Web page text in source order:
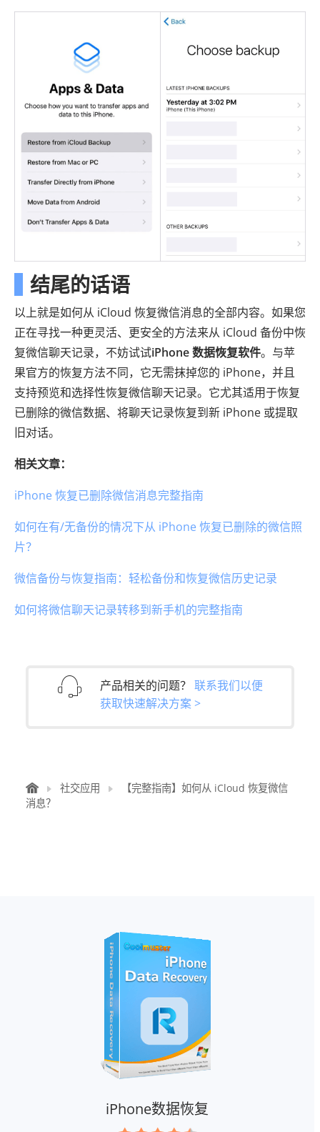
结尾的话语
以上就是如何从 iCloud 恢复微信消息的全部内容。如果您
正在寻找一种更灵活、更安全的方法来从 iCloud 备份中恢
复微信聊天记录，不妨试试iPhone 数据恢复软件。与苹
果官方的恢复方法不同，它无需抹掉您的 iPhone，并且
支持预览和选择性恢复微信聊天记录。它尤其适用于恢复
已删除的微信数据、将聊天记录恢复到新 iPhone 或提取
旧对话。
相关文章：
iPhone 恢复已删除微信消息完整指南
如何在有/无备份的情况下从 iPhone 恢复已删除的微信照
片？
微信备份与恢复指南：轻松备份和恢复微信历史记录
如何将微信聊天记录转移到新手机的完整指南
产品相关的问题？ 联系我们以便
获取快速解决方案 >
社交应用
【完整指南】如何从 iCloud 恢复微信
消息？
iPhone数据恢复